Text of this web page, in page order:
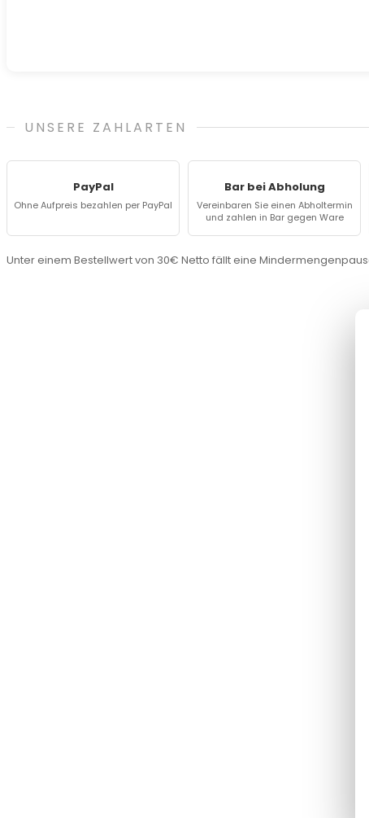
UNSERE ZAHLARTEN
PayPal
Ohne Aufpreis bezahlen per PayPal
Bar bei Abholung
Vereinbaren Sie einen Abholtermin
und zahlen in Bar gegen Ware
Unter einem Bestellwert von 30€ Netto fällt eine